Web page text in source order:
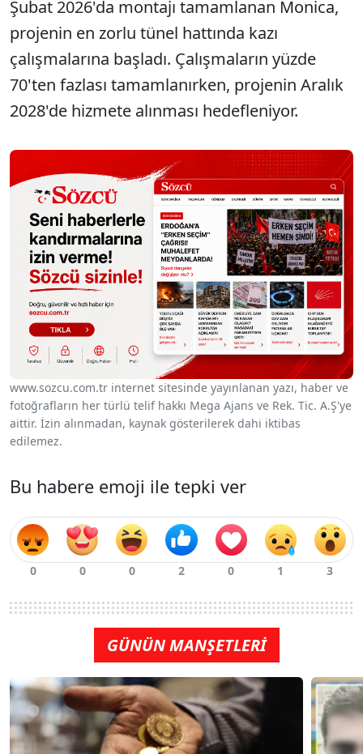
Şubat 2026'da montajı tamamlanan Monica,
projenin en zorlu tünel hattında kazı
çalışmalarına başladı. Çalışmaların yüzde
70'ten fazlası tamamlanırken, projenin Aralık
2028'de hizmete alınması hedefleniyor.
www.sozcu.com.tr internet sitesinde yayınlanan yazı, haber ve
fotoğrafların her türlü telif hakkı Mega Ajans ve Rek. Tic. A.Ş'ye
aittir. İzin alınmadan, kaynak gösterilerek dahi iktibas
edilemez.
Bu habere emoji ile tepki ver
GÜNÜN MANŞETLERİ